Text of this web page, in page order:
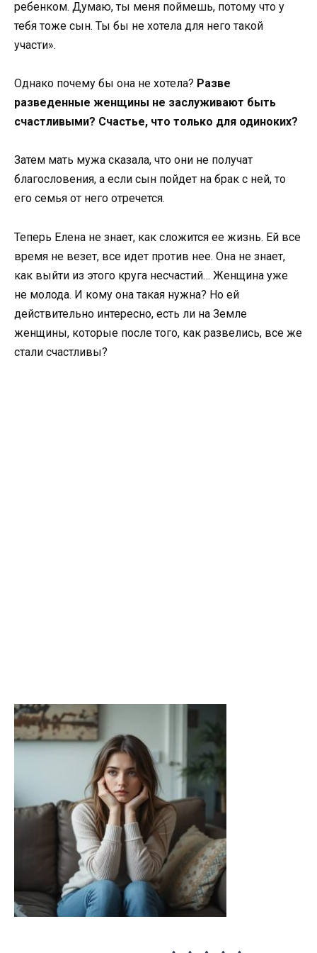
ребенком. Думаю, ты меня поймешь, потому что у
тебя тоже сын. Ты бы не хотела для него такой
участи».
Однако почему бы она не хотела? Разве
разведенные женщины не заслуживают быть
счастливыми? Счастье, что только для одиноких?
Затем мать мужа сказала, что они не получат
благословения, а если сын пойдет на брак с ней, то
его семья от него отречется.
Теперь Елена не знает, как сложится ее жизнь. Ей все
время не везет, все идет против нее. Она не знает,
как выйти из этого круга несчастий… Женщина уже
не молода. И кому она такая нужна? Но ей
действительно интересно, есть ли на Земле
женщины, которые после того, как развелись, все же
стали счастливы?